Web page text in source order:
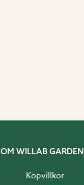
OM WILLAB GARDEN
Köpvillkor